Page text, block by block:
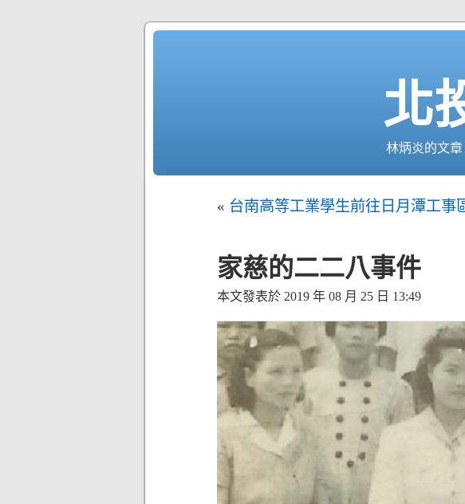
北
林炳炎的文章
« 台南高等工業學生前往日月潭工事
家慈的二二八事件
本文發表於 2019 年 08 月 25 日 13:49